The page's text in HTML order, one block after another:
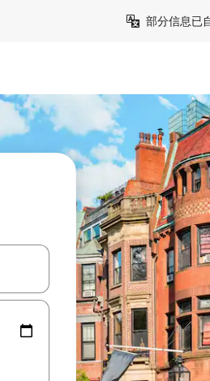
部分信息已
点击或滑动手势浏览。